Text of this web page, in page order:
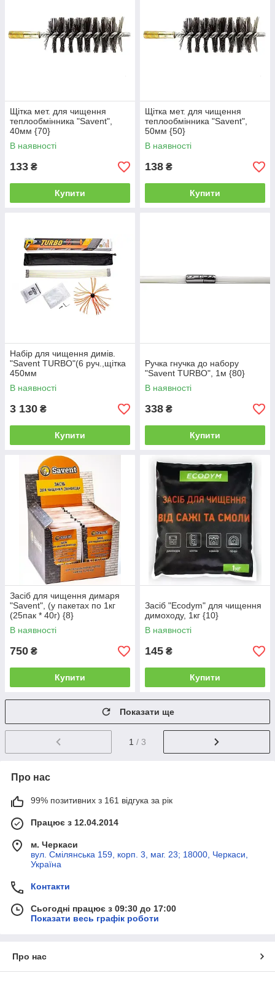
Щітка мет. для чищення
теплообмінника "Savent",
40мм {70}
В наявності
133 ₴
Купити
Щітка мет. для чищення
теплообмінника "Savent",
50мм {50}
В наявності
138 ₴
Купити
Набір для чищення димів.
"Savent TURBO"(6 руч.,щітка
450мм
нейлон,перехідник,ключ,плівк
а,інстр.) {1}
В наявності
3 130 ₴
Купити
Ручка гнучка до набору
"Savent TURBO", 1м {80}
В наявності
338 ₴
Купити
Засіб для чищення димаря
"Savent", (у пакетах по 1кг
(25пак * 40г) {8}
В наявності
750 ₴
Купити
Засіб "Ecodym" для чищення
димоходу, 1кг {10}
В наявності
145 ₴
Купити
Показати ще
1 / 3
Про нас
99% позитивних з 161 відгука за рік
Працює з 12.04.2014
м. Черкаси
вул. Смілянська 159, корп. 3, маг. 23; 18000, Черкаси,
Україна
Контакти
Сьогодні працює з 09:30 до 17:00
Показати весь графік роботи
Про нас